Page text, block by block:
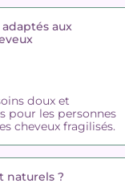
aux
doux et
pour les personnes
cheveux fragilisés.
naturels ?